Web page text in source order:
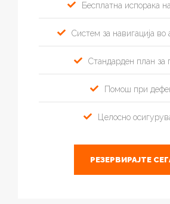
Бесплатна испорака
Систем за навигација во
Стандарден план за
Помош при
Целосно
РЕЗЕРВИРАЈТЕ